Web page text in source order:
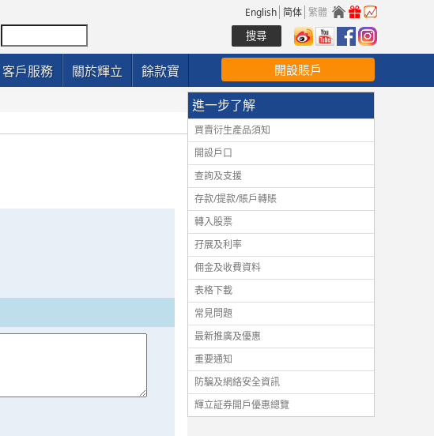
English 简体 繁體
客戶服務 關於輝立 餘款寶 開設賬戶
進一步了解
買賣衍生產品須知
開設戶口
查詢及支援
存款/提款/賬戶轉賬
轉入股票
孖展及利率
佣金及收費資料
表格下載
常見問題
最新推廣及優惠
重要通知
防騙及網絡安全資訊
輝立証券開戶優惠總覽